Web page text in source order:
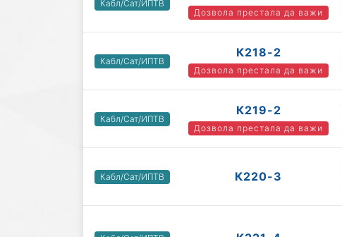
Кабл/Сат/ИПТВ
Дозвола престала да важи
Кабл/Сат/ИПТВ
К218-2
Дозвола престала да важи
Кабл/Сат/ИПТВ
К219-2
Дозвола престала да важи
Кабл/Сат/ИПТВ К220-3